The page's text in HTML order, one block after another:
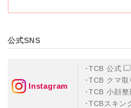
に扱うものとします。
TCBグループが【利用目的】に
めに取得する情報には、次のも
①TCBグループが患者様から取
・氏名、生年月日、メールアドレ
公式SNS
Instagram
TCB 公式
TCB クマ取
TCB 小顔整
TCBスキン